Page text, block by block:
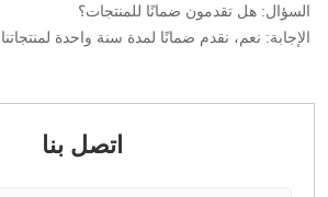
السؤال: هل تقدمون ضمانًا للمنتجات؟
الإجابة: نعم، نقدم ضمانًا لمدة سنة واحدة لمنتجاتنا.
اتصل بنا